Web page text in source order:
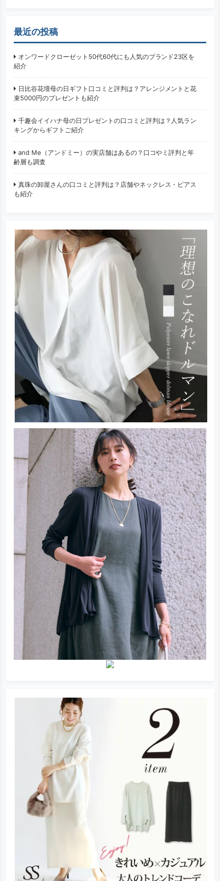
最近の投稿
オンワードクローゼット50代60代にも人気のブランド23区を
紹介
日比谷花壇母の日ギフト口コミと評判は？アレンジメントと花
束5000円のプレゼントも紹介
千趣会イイハナ母の日プレゼントの口コミと評判は？人気ラン
キングからギフトご紹介
and Me（アンドミー）の実店舗はあるの？口コやミ評判と年
齢層も調査
真珠の卸屋さんの口コミと評判は？店舗やネックレス・ピアス
も紹介